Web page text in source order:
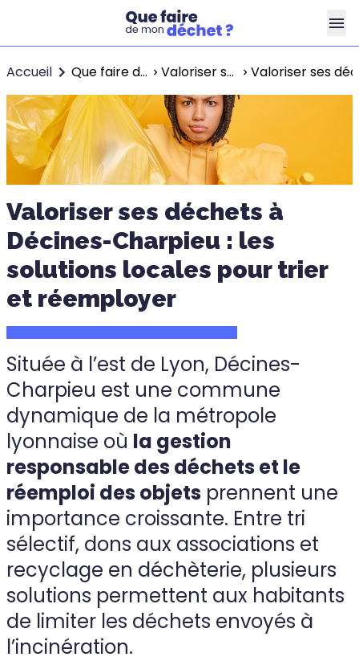
Accueil Que faire de mon déchet ? Valoriser ses déchets à Lyon Valoriser ses
Valoriser ses déchets à
Décines-Charpieu : les
solutions locales pour trier
et réemployer
Située à l’est de Lyon, Décines-
Charpieu est une commune
dynamique de la métropole
lyonnaise où la gestion
responsable des déchets et le
réemploi des objets prennent une
importance croissante. Entre tri
sélectif, dons aux associations et
recyclage en déchèterie, plusieurs
solutions permettent aux habitants
de limiter les déchets envoyés à
l’incinération.